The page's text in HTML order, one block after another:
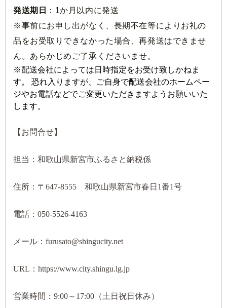
発送期日 ： 1か月以内に発送
※事前にお申し出がなく、長期不在等によりお礼の
品をお受取りできなかった場合、再発送はできませ
ん。あらかじめご了承くださいませ。
※配送会社によっては日時指定をお受け致しかねま
す。 恐れ入りますが、ご自身で配送会社のホームペー
ジやお電話などでご変更いただきますようお願いいた
します。
【お問合せ】
担当：和歌山県新宮市ふるさと納税係
住所：〒647-8555 和歌山県新宮市春日1番1号
電話：050-5526-4163
メール：furusato@shingucity.net
URL：https://www.city.shingu.lg.jp
営業時間：9:00～17:00（土日祝日休み）